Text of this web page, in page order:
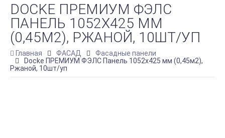
DOCKE ПРЕМИУМ ФЭЛС
ПАНЕЛЬ 1052Х425 ММ
(0,45М2), РЖАНОЙ, 10ШТ/УП
Главная ФАСАД
Фасадные панели
Docke ПРЕМИУМ ФЭЛС Панель 1052х425 мм (0,45м2),
Ржаной, 10шт/уп